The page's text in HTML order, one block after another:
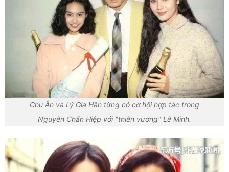
Chu Ân và Lý Gia Hân từng có cơ hội hợp tác trong
Nguyên Chấn Hiệp với "thiên vương" Lê Minh.